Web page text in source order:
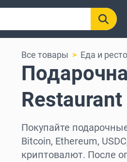
Все товары Еда и
Restaurant
Покупайте
Bitcoin, Ethereum,
криптовалют. После